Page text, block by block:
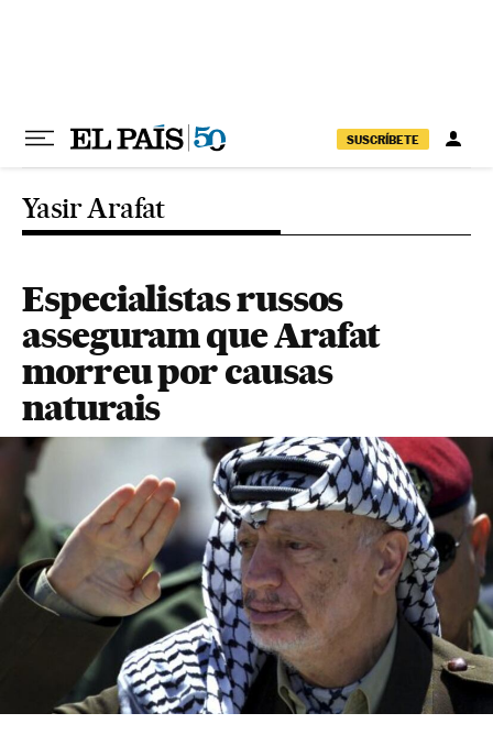
SUSCRÍBETE
Yasir Arafat
Especialistas russos
asseguram que Arafat
morreu por causas
naturais